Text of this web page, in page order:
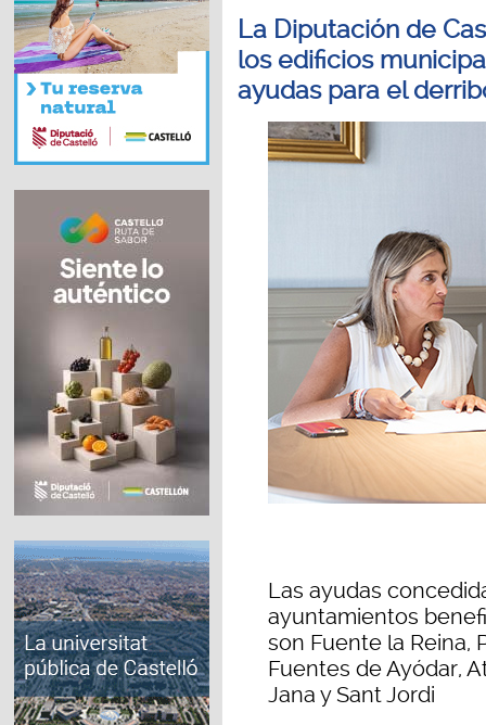
La Diputación de
los edificios
ayudas para el
Las ayudas
ayuntamientos
son Fuente la Reina,
Fuentes de Ayódar,
Jana y Sant Jordi